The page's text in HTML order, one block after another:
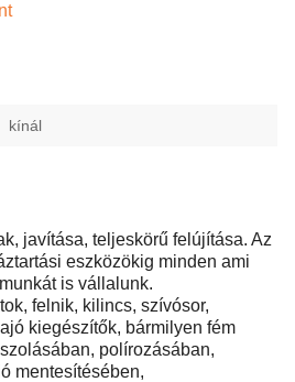
kínál
javítása, teljeskörű felújítása. Az
eszközökig minden ami
is vállalunk.
felnik, kilincs, szívósor,
kiegészítők, bármilyen fém
polírozásában,
mentesítésében,